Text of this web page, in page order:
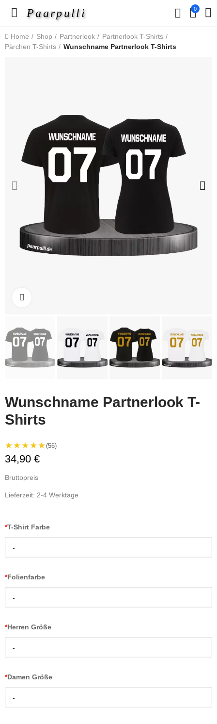
Paarpulli 0
Home Shop Partnerlook
Partnerlook T-Shirts
Pärchen T-Shirts
Wunschname Partnerlook T-Shirts
Wunschname Partnerlook T-
Shirts
★★★★★(56)
34,90 €
Bruttopreis
Lieferzeit: 2-4 Werktage
*T-Shirt Farbe
-
*Folienfarbe
-
*Herren Größe
-
*Damen Größe
-